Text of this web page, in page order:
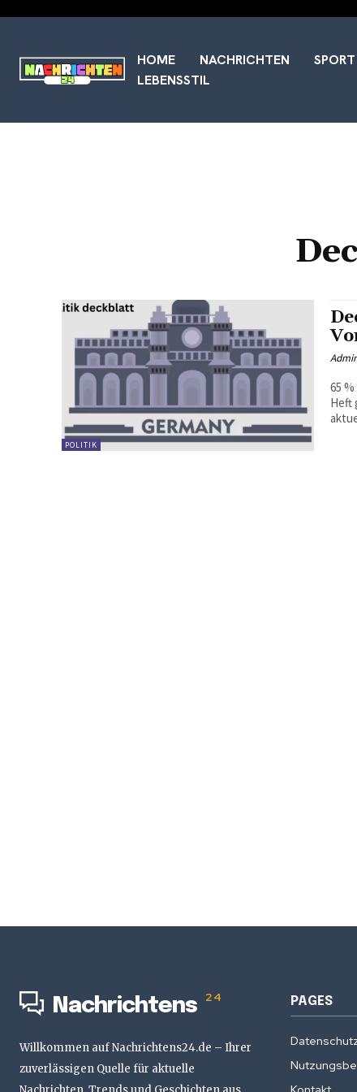
HOME NACHRICHTEN SPORT
LEBENSSTIL
POLITIK
65
Heft
Nachrichtens 24
Willkommen auf Nachrichtens24.de – Ihrer
zuverlässigen Quelle für aktuelle
PAGES